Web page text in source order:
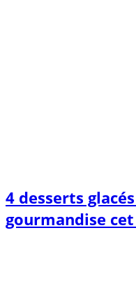
4 desserts
gourmandise